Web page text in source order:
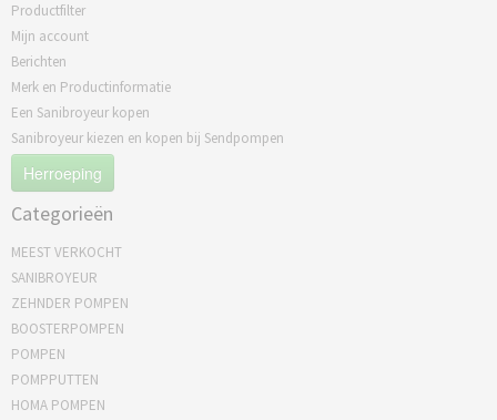
Productfilter
Mijn account
Berichten
Merk en Productinformatie
Een Sanibroyeur kopen
Sanibroyeur kiezen en kopen bij Sendpompen
Herroeping
Categorieën
MEEST VERKOCHT
SANIBROYEUR
ZEHNDER POMPEN
BOOSTERPOMPEN
POMPEN
POMPPUTTEN
HOMA POMPEN